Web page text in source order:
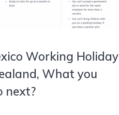
Working Holiday
What you
next?